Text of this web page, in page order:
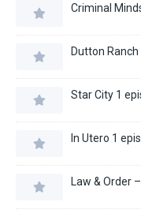
Criminal
Dutton Ranch
Star City 1
In Utero 1
Law & Order